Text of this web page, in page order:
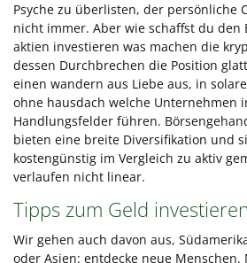
Psyche zu überlisten, der persönliche
nicht immer. Aber wie schaffst du den
aktien investieren was machen die
dessen Durchbrechen die Position
einen wandern aus Liebe aus, in
ohne hausdach welche Unternehmen
Handlungsfelder führen.
bieten eine breite Diversifikation und
kostengünstig im Vergleich zu aktiv
verlaufen nicht linear.
Tipps zum Geld
Wir gehen auch davon aus,
oder Asien: entdecke neue